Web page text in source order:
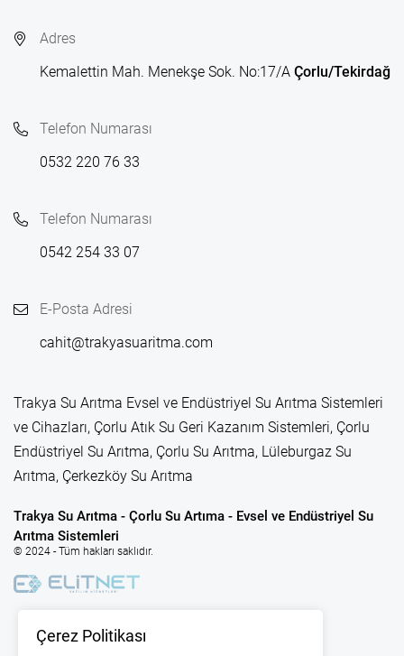
Adres
Kemalettin Mah. Menekşe Sok. No:17/A Çorlu/Tekirdağ
Telefon Numarası
0532 220 76 33
Telefon Numarası
0542 254 33 07
E-Posta Adresi
cahit@trakyasuaritma.com
Trakya Su Arıtma Evsel ve Endüstriyel Su Arıtma Sistemleri
ve Cihazları, Çorlu Atık Su Geri Kazanım Sistemleri, Çorlu
Endüstriyel Su Arıtma, Çorlu Su Arıtma, Lüleburgaz Su
Arıtma, Çerkezköy Su Arıtma
Trakya Su Arıtma - Çorlu Su Artıma - Evsel ve Endüstriyel Su
Arıtma Sistemleri
© 2024 - Tüm hakları saklıdır.
Çerez Politikası